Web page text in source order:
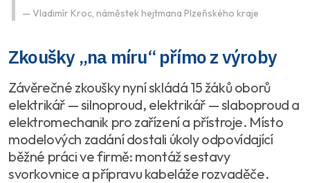
Vladimír Kroc, náměstek hejtmana Plzeňského kraje
Zkoušky „na míru“ přímo z výroby
Závěrečné zkoušky nyní skládá 15 žáků oborů
elektrikář — silnoproud, elektrikář — slaboproud a
elektromechanik pro zařízení a přístroje. Místo
modelových zadání dostali úkoly odpovídající
běžné práci ve firmě: montáž sestavy
svorkovnice a přípravu kabeláže rozvaděče.